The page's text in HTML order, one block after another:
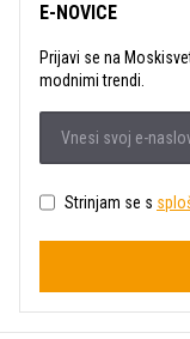
E-NOVICE
Prijavi se na
modnimi trendi.
Strinjam se s